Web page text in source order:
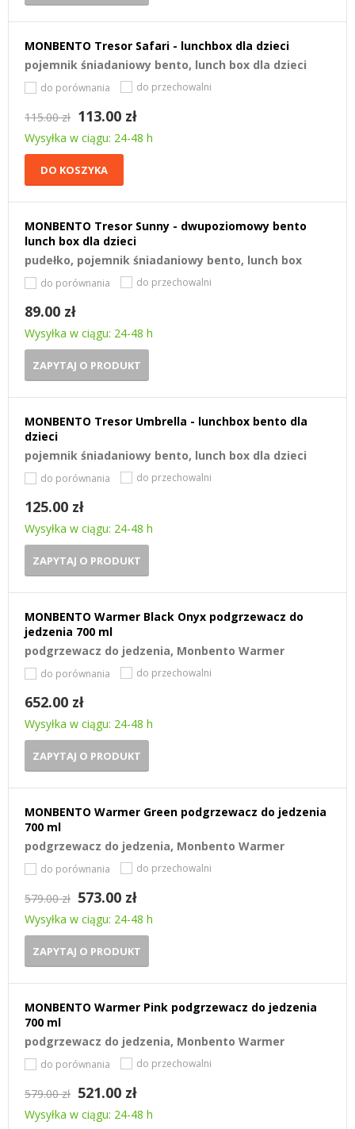
MONBENTO Tresor Safari - lunchbox dla dzieci
pojemnik śniadaniowy bento, lunch box dla dzieci
do porównania do przechowalni
115.00 zł 113.00 zł
Wysyłka w ciągu: 24-48 h
DO KOSZYKA
MONBENTO Tresor Sunny - dwupoziomowy bento
lunch box dla dzieci
pudełko, pojemnik śniadaniowy bento, lunch box
do porównania do przechowalni
89.00 zł
Wysyłka w ciągu: 24-48 h
ZAPYTAJ O PRODUKT
MONBENTO Tresor Umbrella - lunchbox bento dla
dzieci
pojemnik śniadaniowy bento, lunch box dla dzieci
do porównania do przechowalni
125.00 zł
Wysyłka w ciągu: 24-48 h
ZAPYTAJ O PRODUKT
MONBENTO Warmer Black Onyx podgrzewacz do
jedzenia 700 ml
podgrzewacz do jedzenia, Monbento Warmer
do porównania do przechowalni
652.00 zł
Wysyłka w ciągu: 24-48 h
ZAPYTAJ O PRODUKT
MONBENTO Warmer Green podgrzewacz do jedzenia
700 ml
podgrzewacz do jedzenia, Monbento Warmer
do porównania do przechowalni
579.00 zł 573.00 zł
Wysyłka w ciągu: 24-48 h
ZAPYTAJ O PRODUKT
MONBENTO Warmer Pink podgrzewacz do jedzenia
700 ml
podgrzewacz do jedzenia, Monbento Warmer
do porównania do przechowalni
579.00 zł 521.00 zł
Wysyłka w ciągu: 24-48 h